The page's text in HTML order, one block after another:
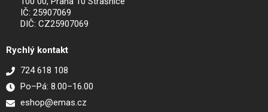
IČ: 25907069
DIČ: CZ25907069
Rychlý kontakt
724 618 108
Po–Pá: 8.00–16.00
eshop@emas.cz